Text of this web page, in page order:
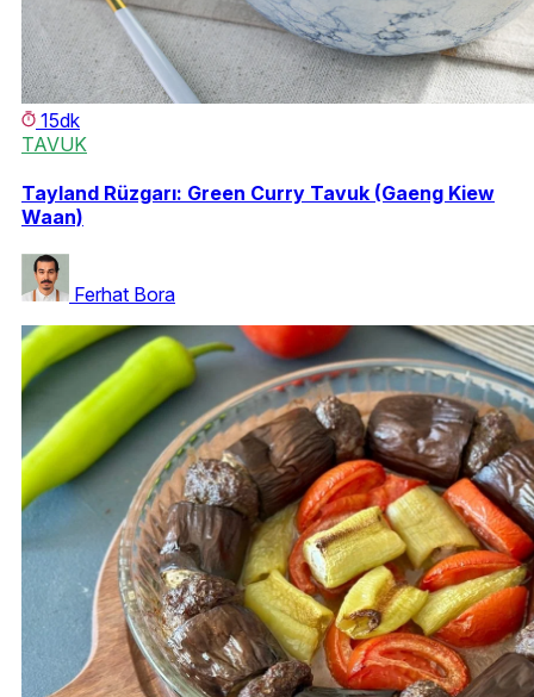
15dk
TAVUK
Tayland Rüzgarı: Green Curry Tavuk (Gaeng Kiew
Waan)
Ferhat Bora